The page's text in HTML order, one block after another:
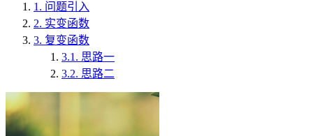
1. 问题引入
2. 实变函数
3. 复变函数
3.1. 思路一
3.2. 思路二